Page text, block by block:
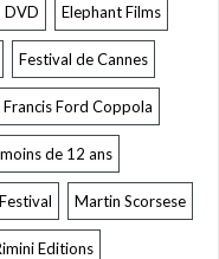
DVD Elephant Films
Festival de Cannes
Francis Ford Coppola
de 12 ans
Martin Scorsese
Editions